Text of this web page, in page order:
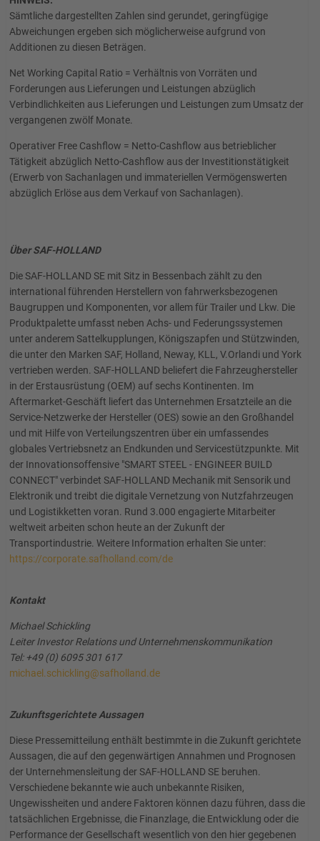
Sämtliche dargestellten Zahlen sind gerundet, geringfügige
Abweichungen ergeben sich möglicherweise aufgrund von
Additionen zu diesen Beträgen.
Net Working Capital Ratio = Verhältnis von Vorräten und
Forderungen aus Lieferungen und Leistungen abzüglich
Verbindlichkeiten aus Lieferungen und Leistungen zum Umsatz der
vergangenen zwölf Monate.
Operativer Free Cashflow = Netto-Cashflow aus betrieblicher
Tätigkeit abzüglich Netto-Cashflow aus der Investitionstätigkeit
(Erwerb von Sachanlagen und immateriellen Vermögenswerten
abzüglich Erlöse aus dem Verkauf von Sachanlagen).
Über SAF-HOLLAND
Die SAF-HOLLAND SE mit Sitz in Bessenbach zählt zu den
international führenden Herstellern von fahrwerksbezogenen
Baugruppen und Komponenten, vor allem für Trailer und Lkw. Die
Produktpalette umfasst neben Achs- und Federungssystemen
unter anderem Sattelkupplungen, Königszapfen und Stützwinden,
die unter den Marken SAF, Holland, Neway, KLL, V.Orlandi und York
vertrieben werden. SAF-HOLLAND beliefert die Fahrzeughersteller
in der Erstausrüstung (OEM) auf sechs Kontinenten. Im
Aftermarket-Geschäft liefert das Unternehmen Ersatzteile an die
Service-Netzwerke der Hersteller (OES) sowie an den Großhandel
und mit Hilfe von Verteilungszentren über ein umfassendes
globales Vertriebsnetz an Endkunden und Servicestützpunkte. Mit
der Innovationsoffensive "SMART STEEL - ENGINEER BUILD
CONNECT" verbindet SAF-HOLLAND Mechanik mit Sensorik und
Elektronik und treibt die digitale Vernetzung von Nutzfahrzeugen
und Logistikketten voran. Rund 3.000 engagierte Mitarbeiter
weltweit arbeiten schon heute an der Zukunft der
Transportindustrie. Weitere Information erhalten Sie unter:
https://corporate.safholland.com/de
Kontakt
Michael Schickling
Leiter Investor Relations und Unternehmenskommunikation
Tel: +49 (0) 6095 301 617
michael.schickling@safholland.de
Zukunftsgerichtete Aussagen
Diese Pressemitteilung enthält bestimmte in die Zukunft gerichtete
Aussagen, die auf den gegenwärtigen Annahmen und Prognosen
der Unternehmensleitung der SAF-HOLLAND SE beruhen.
Verschiedene bekannte wie auch unbekannte Risiken,
Ungewissheiten und andere Faktoren können dazu führen, dass die
tatsächlichen Ergebnisse, die Finanzlage, die Entwicklung oder die
Performance der Gesellschaft wesentlich von den hier gegebenen